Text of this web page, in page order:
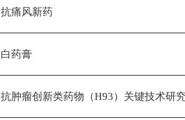
抗痛风新药
白药膏
抗肿瘤创新类药物（H93）关键技术研